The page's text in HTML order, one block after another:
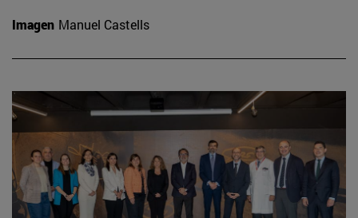
Imagen Manuel Castells